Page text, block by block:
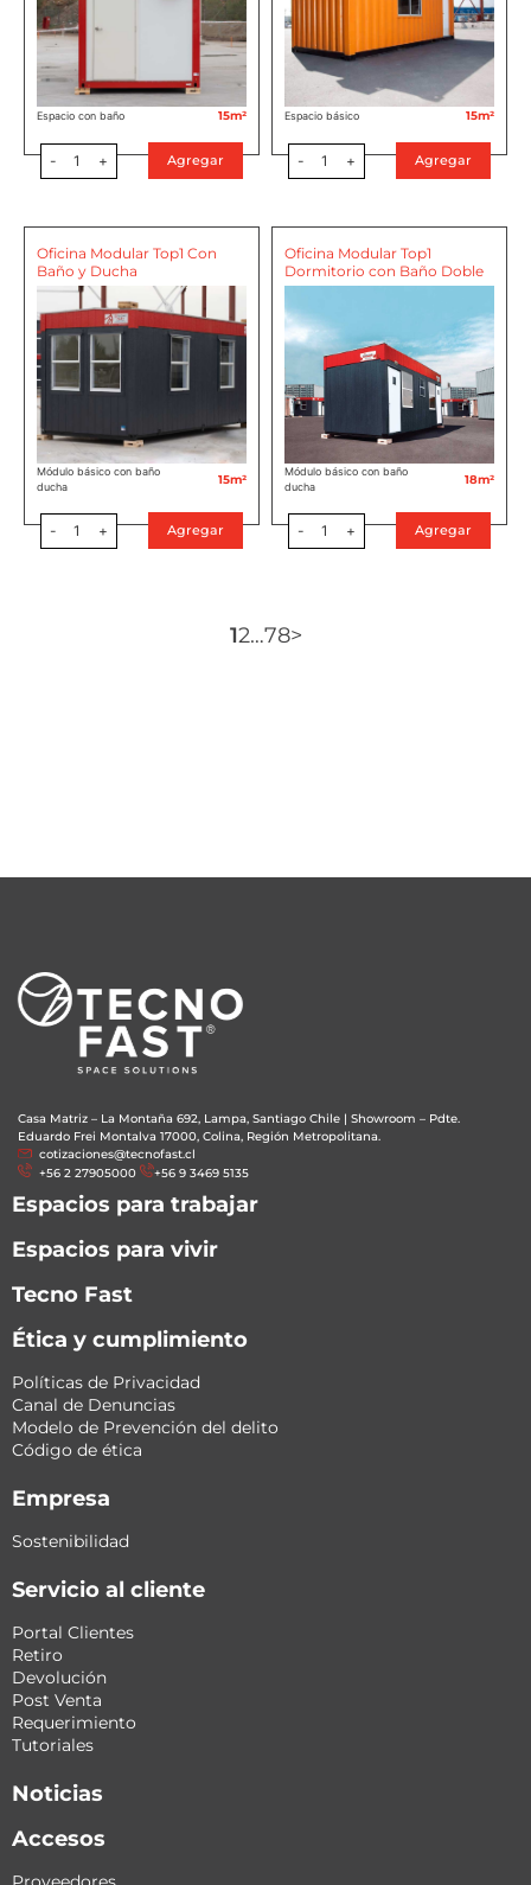
Espacio con baño 15m²
- 1 + Agregar
Espacio básico 15m²
- 1 + Agregar
Oficina Modular Top1 Con
Baño y Ducha
Módulo básico con baño
ducha
15m²
- 1 + Agregar
Oficina Modular Top1
Dormitorio con Baño Doble
Módulo básico con baño
ducha
18m²
- 1 + Agregar
12…78>
Casa Matriz – La Montaña 692, Lampa, Santiago Chile | Showroom – Pdte.
Eduardo Frei Montalva 17000, Colina, Región Metropolitana.
cotizaciones@tecnofast.cl
+56 2 27905000
+56 9 3469 5135
Espacios para trabajar
Espacios para vivir
Tecno Fast
Ética y cumplimiento
Políticas de Privacidad
Canal de Denuncias
Modelo de Prevención del delito
Código de ética
Empresa
Sostenibilidad
Servicio al cliente
Portal Clientes
Retiro
Devolución
Post Venta
Requerimiento
Tutoriales
Noticias
Accesos